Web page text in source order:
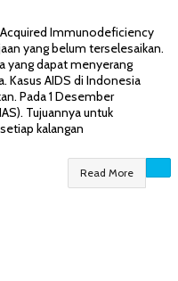
Immunodeficiency
yang belum terselesaikan.
yang dapat menyerang
Kasus AIDS di Indonesia
Pada 1 Desember
Tujuannya untuk
kalangan
Read More